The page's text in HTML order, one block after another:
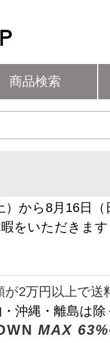
商品検索
）から8月16日
をいただきます
が2万円以上で送
・沖縄・離島は
MAX